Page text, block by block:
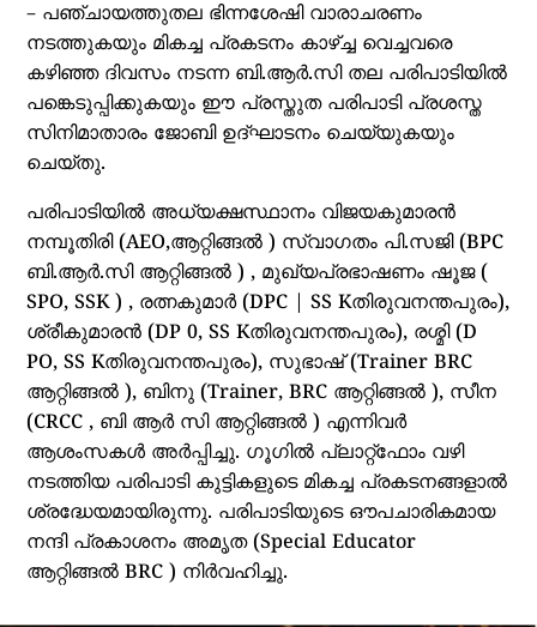
– പഞ്ചായത്തുതല ഭിന്നശേഷി വാരാചരണം
നടത്തുകയും മികച്ച പ്രകടനം കാഴ്ച്ച വെച്ചവരെ
കഴിഞ്ഞ ദിവസം നടന്ന ബി.ആർ.സി തല പരിപാടിയിൽ
പങ്കെടുപ്പിക്കുകയും ഈ പ്രസ്തുത പരിപാടി പ്രശസ്ത
സിനിമാതാരം ജോബി ഉദ്ഘാടനം ചെയ്യുകയും
ചെയ്തു.
പരിപാടിയിൽ അധ്യക്ഷസ്ഥാനം വിജയകുമാരൻ
നമ്പൂതിരി (AEO,ആറ്റിങ്ങൽ ) സ്വാഗതം പി.സജി (BPC
ബി.ആർ.സി ആറ്റിങ്ങൽ ) , മുഖ്യപ്രഭാഷണം ഷൂജ (
SPO, SSK ) , രത്നകുമാർ (DPC | SS Kതിരുവനന്തപുരം),
ശ്രീകുമാരൻ (DP 0, SS Kതിരുവനന്തപുരം), രശ്മി (D
PO, SS Kതിരുവനന്തപുരം), സുഭാഷ് (Trainer BRC
ആറ്റിങ്ങൽ ), ബിനു (Trainer, BRC ആറ്റിങ്ങൽ ), സീന
(CRCC , ബി ആർ സി ആറ്റിങ്ങൽ ) എന്നിവർ
ആശംസകൾ അർപ്പിച്ചു. ഗൂഗിൽ പ്ലാറ്റ്ഫോം വഴി
നടത്തിയ പരിപാടി കുട്ടികളുടെ മികച്ച പ്രകടനങ്ങളാൽ
ശ്രദ്ധേയമായിരുന്നു. പരിപാടിയുടെ ഔപചാരികമായ
നന്ദി പ്രകാശനം അമൃത (Special Educator
ആറ്റിങ്ങൽ BRC ) നിർവഹിച്ചു.